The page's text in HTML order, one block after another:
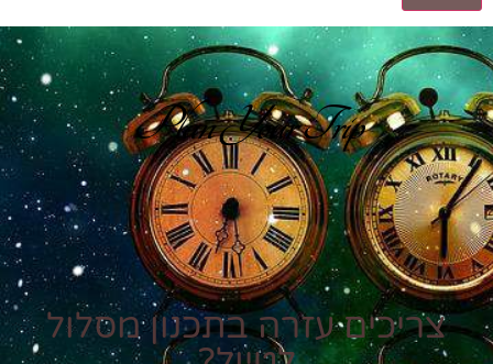
Plan Your Trip
צריכים עזרה בתכנון מסלול